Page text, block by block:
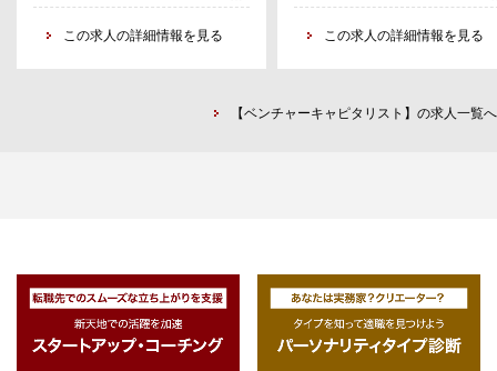
この求人の詳細情報を見る この求人の詳細情報を見る
【ベンチャーキャピタリスト】の求人一覧へ